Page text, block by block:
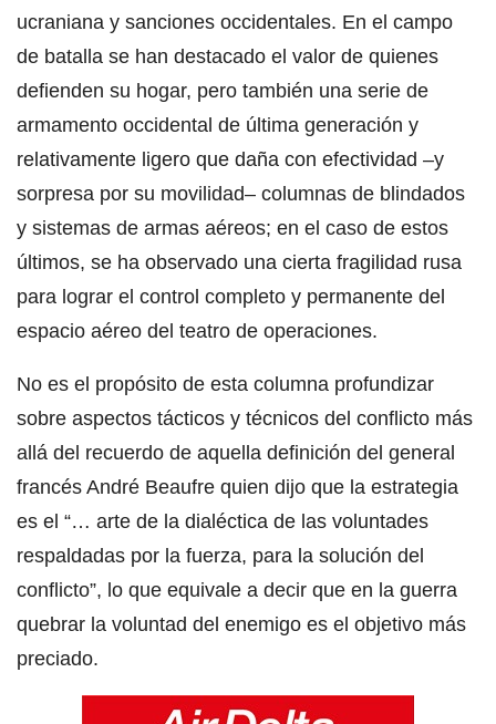
ucraniana y sanciones occidentales. En el campo
de batalla se han destacado el valor de quienes
defienden su hogar, pero también una serie de
armamento occidental de última generación y
relativamente ligero que daña con efectividad –y
sorpresa por su movilidad– columnas de blindados
y sistemas de armas aéreos; en el caso de estos
últimos, se ha observado una cierta fragilidad rusa
para lograr el control completo y permanente del
espacio aéreo del teatro de operaciones.
No es el propósito de esta columna profundizar
sobre aspectos tácticos y técnicos del conflicto más
allá del recuerdo de aquella definición del general
francés André Beaufre quien dijo que la estrategia
es el “… arte de la dialéctica de las voluntades
respaldadas por la fuerza, para la solución del
conflicto”, lo que equivale a decir que en la guerra
quebrar la voluntad del enemigo es el objetivo más
preciado.